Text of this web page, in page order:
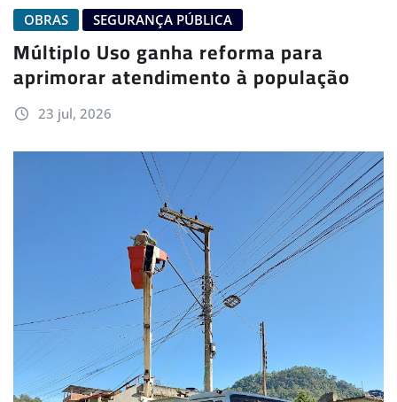
OBRAS SEGURANÇA PÚBLICA
Múltiplo Uso ganha reforma para
aprimorar atendimento à população
23 jul, 2026